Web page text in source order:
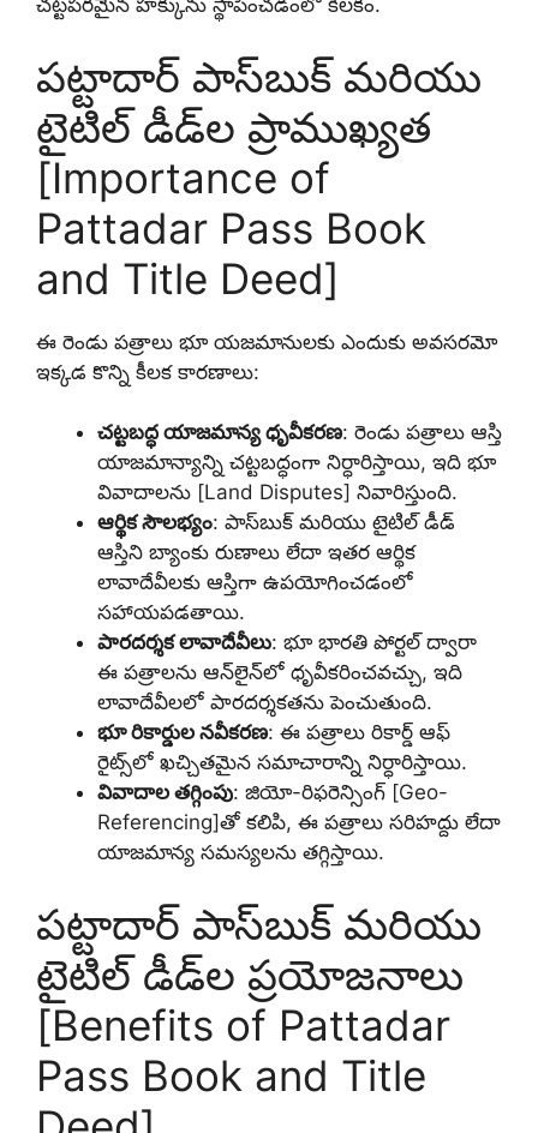
చట్టపరమైన హక్కును స్థాపించడంలో కీలకం.
పట్టాదార్ పాస్‌బుక్ మరియు
టైటిల్ డీడ్‌ల ప్రాముఖ్యత
[Importance of
Pattadar Pass Book
and Title Deed]
ఈ రెండు పత్రాలు భూ యజమానులకు ఎందుకు అవసరమో
ఇక్కడ కొన్ని కీలక కారణాలు:
చట్టబద్ధ యాజమాన్య ధృవీకరణ: రెండు పత్రాలు ఆస్తి
యాజమాన్యాన్ని చట్టబద్ధంగా నిర్ధారిస్తాయి, ఇది భూ
వివాదాలను [Land Disputes] నివారిస్తుంది.
ఆర్థిక సౌలభ్యం: పాస్‌బుక్ మరియు టైటిల్ డీడ్
ఆస్తిని బ్యాంకు రుణాలు లేదా ఇతర ఆర్థిక
లావాదేవీలకు ఆస్తిగా ఉపయోగించడంలో
సహాయపడతాయి.
పారదర్శక లావాదేవీలు: భూ భారతి పోర్టల్ ద్వారా
ఈ పత్రాలను ఆన్‌లైన్‌లో ధృవీకరించవచ్చు, ఇది
లావాదేవీలలో పారదర్శకతను పెంచుతుంది.
భూ రికార్డుల నవీకరణ: ఈ పత్రాలు రికార్డ్ ఆఫ్
రైట్స్‌లో ఖచ్చితమైన సమాచారాన్ని నిర్ధారిస్తాయి.
వివాదాల తగ్గింపు: జియో-రిఫరెన్సింగ్ [Geo-
Referencing]తో కలిపి, ఈ పత్రాలు సరిహద్దు లేదా
యాజమాన్య సమస్యలను తగ్గిస్తాయి.
పట్టాదార్ పాస్‌బుక్ మరియు
టైటిల్ డీడ్‌ల ప్రయోజనాలు
[Benefits of Pattadar
Pass Book and Title